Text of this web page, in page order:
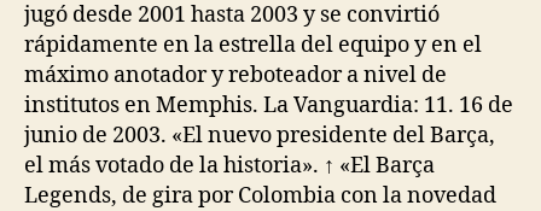
jugó desde 2001 hasta 2003 y se convirtió
rápidamente en la estrella del equipo y en el
máximo anotador y reboteador a nivel de
institutos en Memphis. La Vanguardia: 11. 16 de
junio de 2003. «El nuevo presidente del Barça,
el más votado de la historia». ↑ «El Barça
Legends, de gira por Colombia con la novedad